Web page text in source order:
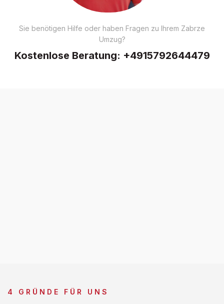
Sie benötigen Hilfe oder haben Fragen zu Ihrem Zabrze
Umzug?
Kostenlose Beratung: +4915792644479
4 GRÜNDE FÜR UNS